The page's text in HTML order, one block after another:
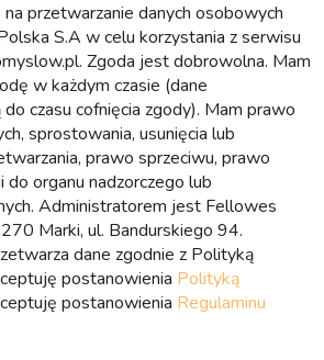
przetwarzanie danych osobowych
S.A w celu korzystania z serwisu
Zgoda jest dobrowolna. Mam
w każdym czasie (dane
czasu cofnięcia zgody). Mam prawo
sprostowania, usunięcia lub
prawo sprzeciwu, prawo
do organu nadzorczego lub
Administratorem jest Fellowes
Marki, ul. Bandurskiego 94.
dane zgodnie z Polityką
postanowienia Polityką
postanowienia Regulaminu